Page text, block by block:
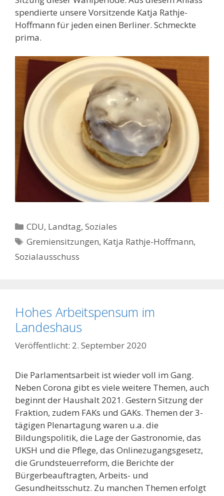
spendierte unsere Vorsitzende Katja Rathje-
Hoffmann für jeden einen Berliner. Schmeckte
prima.
Kategorien
CDU, Landtag,Soziales
Schlagwörter
Gremiensitzungen, Katja Rathje-Hoffmann,
Sozialausschuss
Hohes Arbeitspensum im
Landeshaus
2. September 2020
Die Parlamentsarbeit ist wieder voll im Gang.
Neben Corona gibt es viele weitere Themen, auch
beginnt der Haushalt 2021. Gestern Sitzung der
Fraktion, zudem FAKs und GAKs. Themen der 3-
tägigen Plenartagung waren u.a. die
Bildungspolitik, die Lage der Gastronomie, das
UKSH und die Pflege, das Onlinezugangsgesetz,
die Grundsteuerreform, die Berichte der
Bürgerbeauftragten, Arbeits- und
Gesundheitsschutz. Zu manchen Themen erfolgt